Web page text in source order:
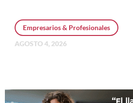
Empresarios & Profesionales
AGOSTO 4, 2026